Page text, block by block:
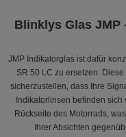
Blinklys Glas JMP
JMP Indikatorglas ist dafür
SR 50 LC zu ersetzen.
sicherzustellen, dass Ihre
Indikatorlinsen befinden
Rückseite des Motorrads,
Ihrer Absichten